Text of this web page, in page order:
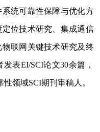
统可靠性保障与优化方
定位技术研究、集成通信
联网关键技术研究及终
发表EI/SCI论文30余篇，
性领域SCI期刊审稿人。